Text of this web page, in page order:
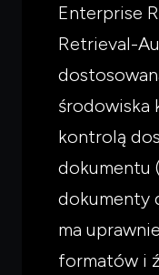
Enterprise
Retrieval-
kontrolą
dokumentu
dokumenty
ma
formatów i